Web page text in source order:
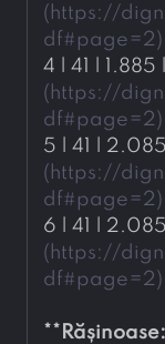
( https://
df#page=2)
4 | 41 |
( https://
df#page=2)
5 | 41 |
( https://
df#page=2)
6 | 41 |
( https://
df#page=2)
** Rășinoase: